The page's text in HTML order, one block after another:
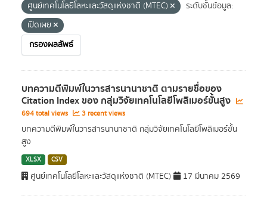
ศูนย์เทคโนโลยีโลหะและวัสดุแห่งชาติ (MTEC)
ระดับชั้นข้อมูล:
เปิดเผย
กรองผลลัพธ์
บทความตีพิมพ์ในวารสารนานาชาติ ตามรายชื่อของ
Citation Index ของ กลุ่มวิจัยเทคโนโลยีโพลิเมอร์ขั้นสูง
694 total views 3 recent views
บทความตีพิมพ์ในวารสารนานาชาติ กลุ่มวิจัยเทคโนโลยีโพลิเมอร์ขั้น
สูง
XLSX CSV
ศูนย์เทคโนโลยีโลหะและวัสดุแห่งชาติ (MTEC) 17 มีนาคม 2569